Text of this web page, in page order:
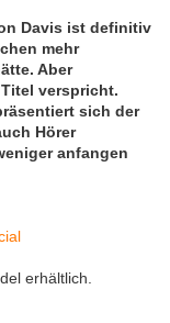
Davis ist definitiv
mehr
Aber
verspricht.
sich der
Hörer
anfangen
erhältlich.